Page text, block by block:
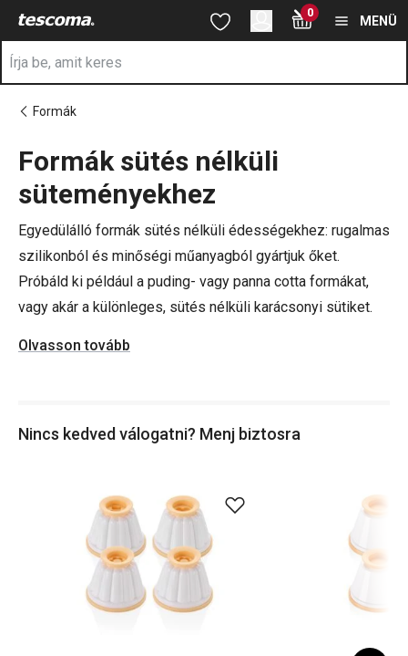
A Formák sütés nélküli süteményekhez oldalon tartózkodik
Ugrás a fő tartalomhoz
Ugrás a kereséshez
Ugrás a navigációhoz 0
MENÜ
Formák
Formák sütés nélküli
süteményekhez
Egyedülálló formák sütés nélküli édességekhez: rugalmas
szilikonból és minőségi műanyagból gyártjuk őket.
Próbáld ki például a puding- vagy panna cotta formákat,
vagy akár a különleges, sütés nélküli karácsonyi sütiket.
Olvasson tovább
Nincs kedved válogatni? Menj biztosra